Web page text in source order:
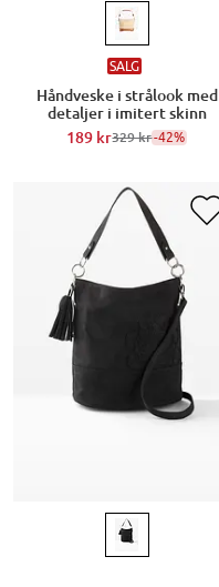
SALG
Håndveske i strålook med
detaljer i imitert skinn
189 kr329 kr-42%